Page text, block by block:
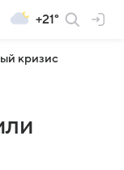
+21°
кризис